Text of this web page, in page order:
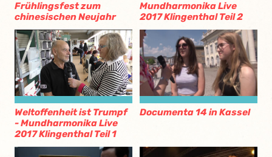
Frühlingsfest zum
chinesischen Neujahr
Mundharmonika Live
2017 Klingenthal Teil 2
Weltoffenheit ist Trumpf
- Mundharmonika Live
2017 Klingenthal Teil 1
Documenta 14 in Kassel